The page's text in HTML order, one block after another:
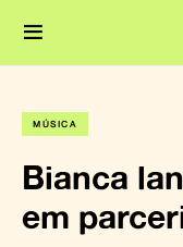
MÚSICA
Bianca
em